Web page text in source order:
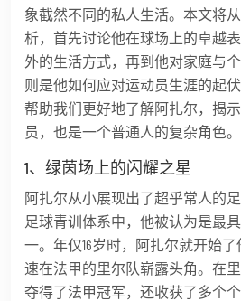
象截然不同的私人生活。本文将
析，首先讨论他在球场上的卓越
外的生活方式，再到他对家庭与
则是他如何应对运动员生涯的起
帮助我们更好地了解阿扎尔，揭
员，也是一个普通人的复杂角色。
1、绿茵场上的闪耀之星
阿扎尔从小展现出了超乎常人的
足球青训体系中，他被认为是最
一。年仅16岁时，阿扎尔就开始
速在法甲的里尔队崭露头角。在
夺得了法甲冠军，还收获了多个